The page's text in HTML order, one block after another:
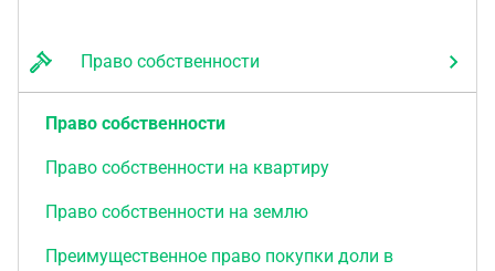
Право собственности
Право собственности
Право собственности на квартиру
Право собственности на землю
Преимущественное право покупки доли в